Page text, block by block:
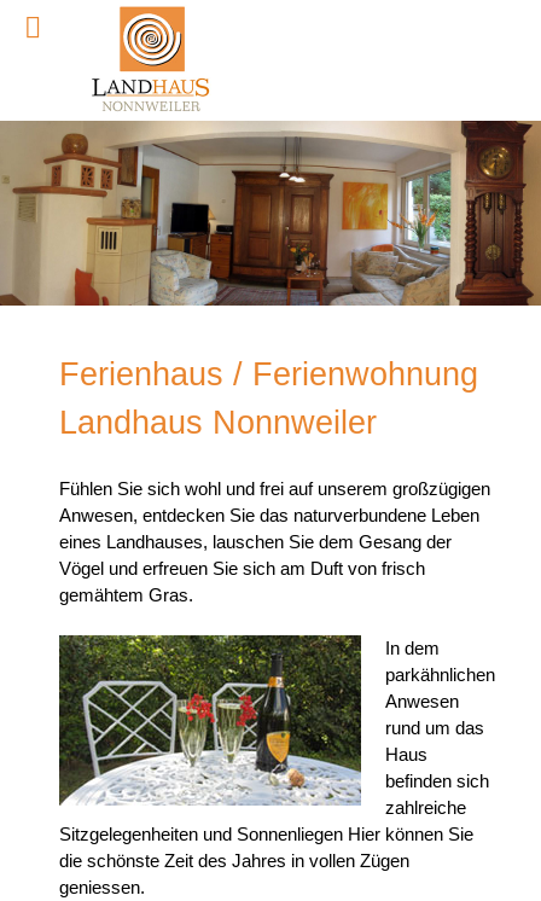
Ferienhaus / Ferienwohnung
Landhaus Nonnweiler
Fühlen Sie sich wohl und frei auf unserem großzügigen
Anwesen, entdecken Sie das naturverbundene Leben
eines Landhauses, lauschen Sie dem Gesang der
Vögel und erfreuen Sie sich am Duft von frisch
gemähtem Gras.
In dem
parkähnlichen
Anwesen
rund um das
Haus
befinden sich
zahlreiche
Sitzgelegenheiten und Sonnenliegen Hier können Sie
die schönste Zeit des Jahres in vollen Zügen
geniessen.